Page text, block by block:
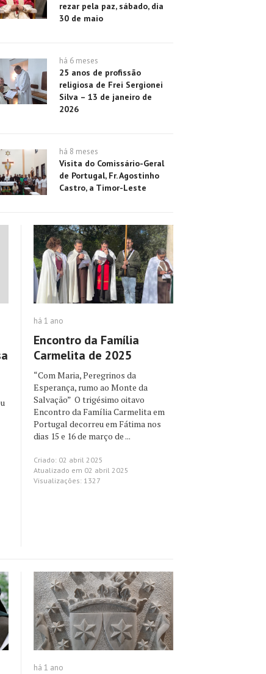
rezar pela paz, sábado, dia
30 de maio
há 6 meses
25 anos de profissão
religiosa de Frei Sergionei
Silva – 13 de janeiro de
2026
há 8 meses
Visita do Comissário-Geral
de Portugal, Fr. Agostinho
Castro, a Timor-Leste
há 1 ano
Encontro da Família
Carmelita de 2025
“Com Maria, Peregrinos da
Esperança, rumo ao Monte da
Salvação” O trigésimo oitavo
Encontro da Família Carmelita em
Portugal decorreu em Fátima nos
dias 15 e 16 de março de ...
Criado: 02 abril 2025
Atualizado em 02 abril 2025
Visualizações: 1327
há 1 ano